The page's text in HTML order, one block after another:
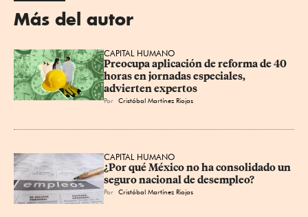
Más del autor
CAPITAL HUMANO
Preocupa aplicación de reforma de 40
horas en jornadas especiales,
advierten expertos
Por Cristóbal Martínez Riojas
CAPITAL HUMANO
¿Por qué México no ha consolidado un
seguro nacional de desempleo?
Por Cristóbal Martínez Riojas